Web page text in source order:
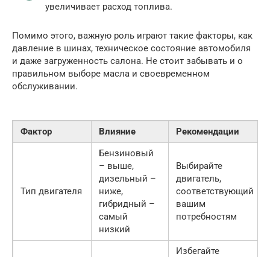
увеличивает расход топлива.
Помимо этого, важную роль играют такие факторы, как
давление в шинах, техническое состояние автомобиля
и даже загруженность салона. Не стоит забывать и о
правильном выборе масла и своевременном
обслуживании.
Фактор Влияние Рекомендации
Тип двигателя
Бензиновый
– выше,
дизельный –
ниже,
гибридный –
самый
низкий
Выбирайте
двигатель,
соответствующий
вашим
потребностям
Избегайте